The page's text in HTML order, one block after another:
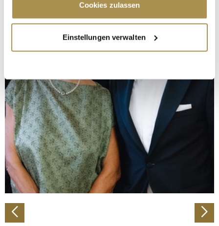
Trigger Symbol ändern oder widerrufen
Informationen über Ihre geografische Lage
erfassen, welche bis auf einige Meter genau sein
bestimmten Merkmalen (Fingerprinting) identifizieren
Erfahren Sie mehr darüber, wie Ihre persönlichen Daten
verarbeitet werden, und legen Sie Ihre Präferenzen im
Abschnitt Einzelheitenfest.
Wir verwenden Cookies, um Inhalte und Anzeigen zu
personalisieren, Funktionen für soziale Medien anbieten
zu können und die Zugriffe auf unsere Website zu
analysieren. Außerdem geben wir Informationen zu Ihrer
Verwendung unserer Website an unsere Partner für
soziale Medien, Werbung und Analysen weiter. Unsere
Partner führen diese Informationen möglicherweise mit
Cookies zulassen
Einstellungen verwalten